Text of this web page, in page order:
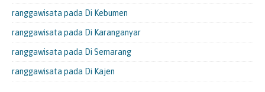
ranggawisata pada Di Kebumen
ranggawisata pada Di Karanganyar
ranggawisata pada Di Semarang
ranggawisata pada Di Kajen